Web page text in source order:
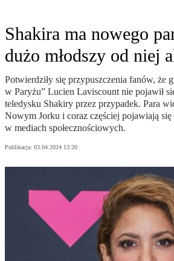
Shakira ma nowego
dużo młodszy od niej
Potwierdziły się przypuszczenia fanów, że
w Paryżu” Lucien Laviscount nie pojawił
teledysku Shakiry przez przypadek. Para
Nowym Jorku i coraz częściej pojawiają
w mediach społecznościowych.
Publikacja: 03.04.2024 13:20